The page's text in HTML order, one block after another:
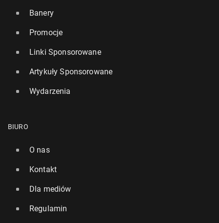
Banery
Promocje
Linki Sponsorowane
Artykuły Sponsorowane
Wydarzenia
BIURO
O nas
Kontakt
Dla mediów
Regulamin